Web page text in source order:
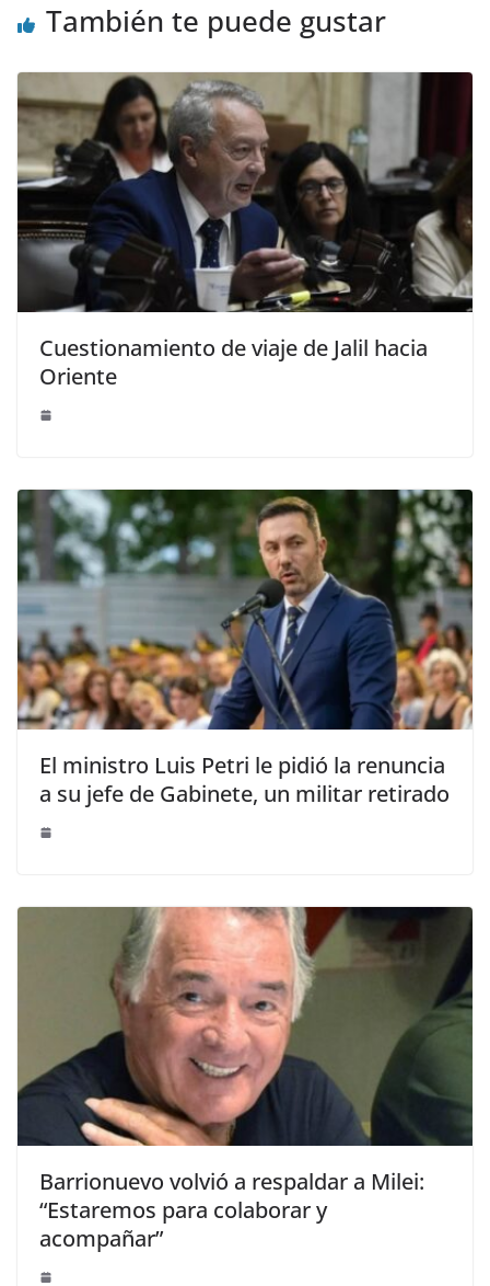
También te puede gustar
Cuestionamiento de viaje de Jalil hacia
Oriente
El ministro Luis Petri le pidió la renuncia
a su jefe de Gabinete, un militar retirado
Barrionuevo volvió a respaldar a Milei:
“Estaremos para colaborar y
acompañar”